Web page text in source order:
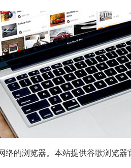
的浏览器。本站提供谷歌浏览器